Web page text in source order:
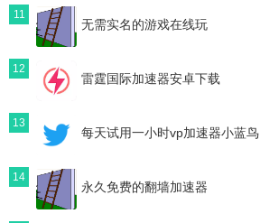
11
无需实名的游戏在线玩
12
雷霆国际加速器安卓下载
13
每天试用一小时vp加速器小蓝鸟
14
永久免费的翻墙加速器